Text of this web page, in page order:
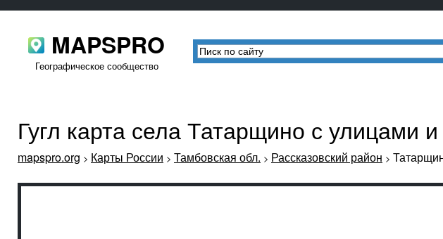
MAPSPRO
Географическое сообщество
Гугл карта села Татарщино с улицами
mapspro.org > Карты России > Тамбовская обл. > Рассказовский район >